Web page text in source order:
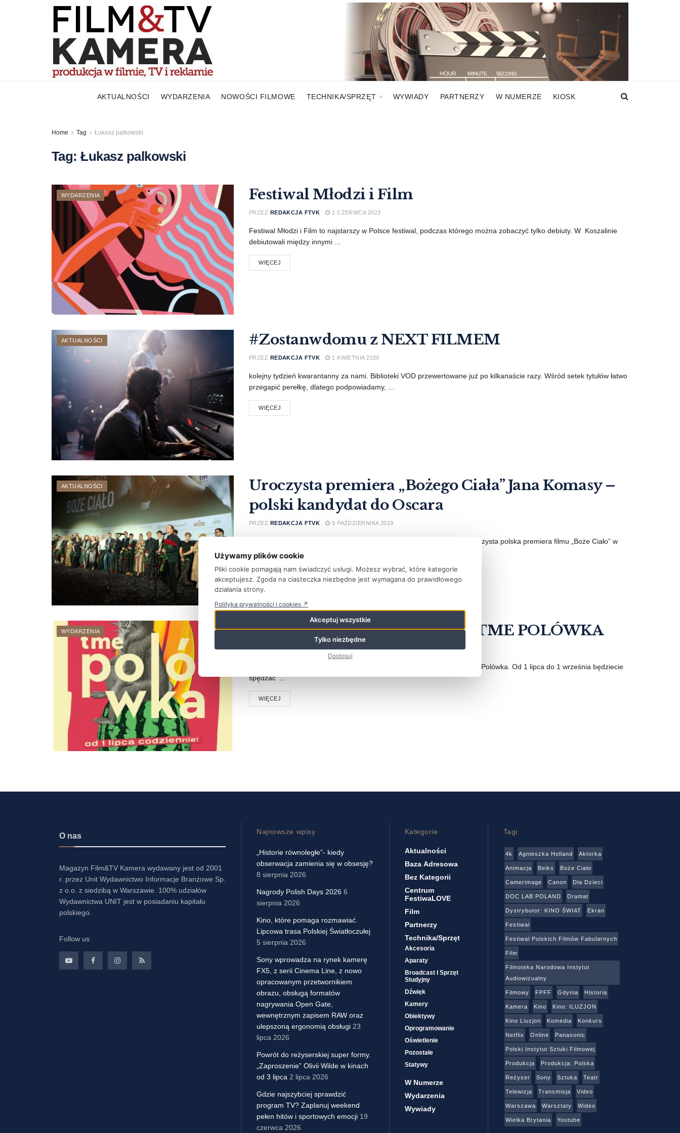
AKTUALNOŚCI WYDARZENIA NOWOŚCI FILMOWE TECHNIKA/SPRZĘT WYWIADY PARTNERZY W NUMERZE KIOSK
Home Tag Łukasz palkowski
Tag:Łukasz palkowski
WYDARZENIA Festiwal Młodzi i Film
PRZEZ REDAKCJA FTVK 1 CZERWCA 2023
Festiwal Młodzi i Film to najstarszy w Polsce festiwal, podczas którego można zobaczyć tylko debiuty. W Koszalinie
debiutowali między innymi ...
WIĘCEJ
AKTUALNOŚCI #Zostanwdomu z NEXT FILMEM
PRZEZ REDAKCJA FTVK 1 KWIETNIA 2020
kolejny tydzień kwarantanny za nami. Biblioteki VOD przewertowane już po kilkanaście razy. Wśród setek tytułów łatwo
przegapić perełkę, dlatego podpowiadamy, ...
WIĘCEJ
AKTUALNOŚCI
Uroczysta premiera „Bożego Ciała” Jana Komasy –
polski kandydat do Oscara
PRZEZ REDAKCJA FTVK 9 PAŹDZIERNIKA 2019
8 października w warszawskim kinie Cinema City Sadyba odbyła się uroczysta polska premiera filmu „Boże Ciało” w
reżyserii Jana Komasy. ...
WIĘCEJ
WYDARZENIA LETNI FESTIWAL FILMOWY TME POLÓWKA
PRZEZ REDAKCJA FTVK 18 WRZEŚNIA 2019
Rozpoczyna się najdłuższy i najfajniejszy festiwal filmowy w Łodzi - TME Polówka. Od 1 lipca do 1 września będziecie
spędzać ...
WIĘCEJ
O nas
Magazyn Film&TV Kamera wydawany jest od 2001
r. przez Unit Wydawnictwo Informacje Branżowe Sp.
z o.o. z siedzibą w Warszawie. 100% udziałów
Wydawnictwa UNIT jest w posiadaniu kapitału
polskiego.
Follow us
Najnowsze wpisy
„Historie równoległe”- kiedy
obserwacja zamienia się w obsesję?
8 sierpnia 2026
Nagrody Polish Days 2026 6
sierpnia 2026
Kino, które pomaga rozmawiać.
Lipcowa trasa Polskiej Światłoczułej
5 sierpnia 2026
Sony wprowadza na rynek kamerę
FX5, z serii Cinema Line, z nowo
opracowanym przetwornikiem
obrazu, obsługą formatów
nagrywania Open Gate,
wewnętrznym zapisem RAW oraz
ulepszoną ergonomią obsługi 23
lipca 2026
Powrót do reżyserskiej super formy.
„Zaproszenie” Olivii Wilde w kinach
od 3 lipca 2 lipca 2026
Gdzie najszybciej sprawdzić
program TV? Zaplanuj weekend
pełen hitów i sportowych emocji 19
czerwca 2026
Kategorie
Aktualności
Baza Adresowa
Bez Kategorii
Centrum
FestiwaLOVE
Film
Partnerzy
Technika/sprzęt
Akcesoria
Aparaty
Broadcast I Sprzęt
Studyjny
Dźwięk
Kamery
Obiektywy
Oprogramowanie
Oświetlenie
Pozostałe
Statywy
W Numerze
Wydarzenia
Wywiady
Tagi
4k Agnieszka Holland Aktorka
Animacja Beiks Boże Ciało
Camerimage Canon Dla Dzieci
DOC LAB POLAND Dramat
Dystrybutor: KINO ŚWIAT Ekran
Festiwal
Festiwal Polskich Filmów Fabularnych
Film
Filmoteka Narodowa Instytut
Audiowizualny
Filmowy FPFF Gdynia Historia
Kamera Kino Kino: ILUZJON
Kino Liuzjon Komedia Konkurs
Netflix Online Panasonic
Polski Instytut Sztuki Filmowej
Produkcja Produkcja: Polska
Reżyser Sony Sztuka Teatr
Telewizja Transmisja Video
Warszawa Warsztaty Wideo
Wielka Brytania Youtube
Używamy plików cookie
Pliki cookie pomagają nam świadczyć usługi. Możesz wybrać, które kategorie
akceptujesz. Zgoda na ciasteczka niezbędne jest wymagana do prawidłowego
działania strony.
Polityka prywatności i cookies ↗
Akceptuj wszystkie
Tylko niezbędne
Dostosuj